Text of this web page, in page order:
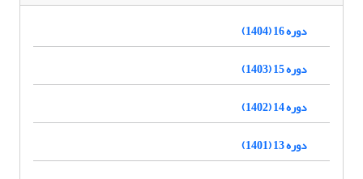
دوره 16 (1404)
دوره 15 (1403)
دوره 14 (1402)
دوره 13 (1401)